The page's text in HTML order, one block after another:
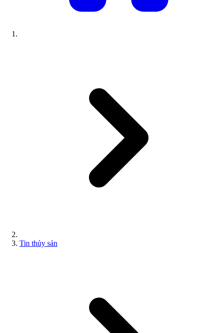
Tin thủy sản